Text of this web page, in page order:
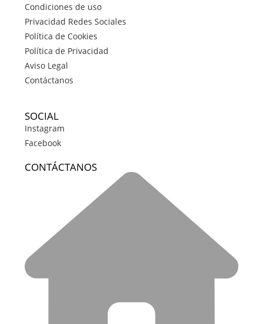
Condiciones de uso
Privacidad Redes Sociales
Política de Cookies
Política de Privacidad
Aviso Legal
Contáctanos
SOCIAL
Instagram
Facebook
CONTÁCTANOS